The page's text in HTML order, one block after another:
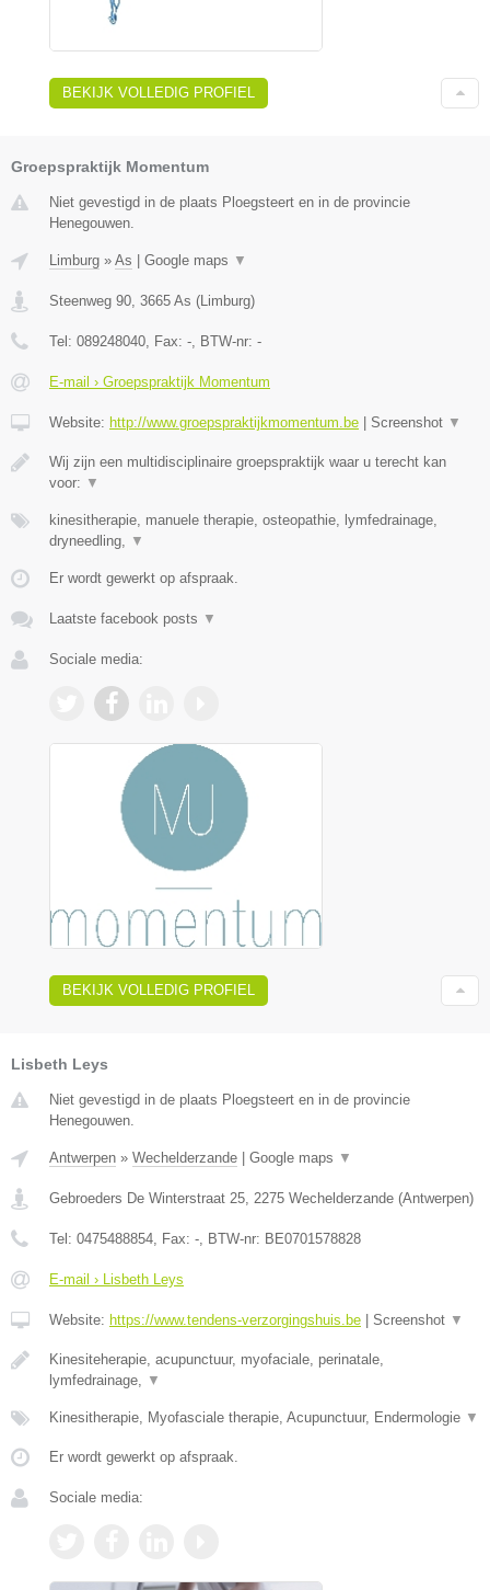
BEKIJK VOLLEDIG PROFIEL
Groepspraktijk Momentum
Niet gevestigd in de plaats Ploegsteert en in de provincie
Henegouwen.
Limburg » As Google maps ▼
Steenweg 90, 3665 As (Limburg)
Tel: 089248040, Fax: -, BTW-nr: -
E-mail › Groepspraktijk Momentum
Website: http://www.groepspraktijkmomentum.be Screenshot ▼
Wij zijn een multidisciplinaire groepspraktijk waar u terecht kan
voor: ▼
kinesitherapie, manuele therapie, osteopathie, lymfedrainage,
dryneedling, ▼
Er wordt gewerkt op afspraak.
Laatste facebook posts ▼
Sociale media:
BEKIJK VOLLEDIG PROFIEL
Lisbeth Leys
Niet gevestigd in de plaats Ploegsteert en in de provincie
Henegouwen.
Antwerpen » Wechelderzande | Google maps ▼
Gebroeders De Winterstraat 25 2275 Wechelderzande (Antwerpen)
Tel: 0475488854 , Fax: - , BTW-nr: BE0701578828
E-mail › Lisbeth Leys
Website: https://www.tendens-verzorgingshuis.be | Screenshot ▼
Kinesiteherapie, acupunctuur, myofaciale, perinatale,
lymfedrainage,
▼
Kinesitherapie, Myofasciale therapie, Acupunctuur, Endermologie ▼
Er wordt gewerkt op afspraak.
Sociale media: